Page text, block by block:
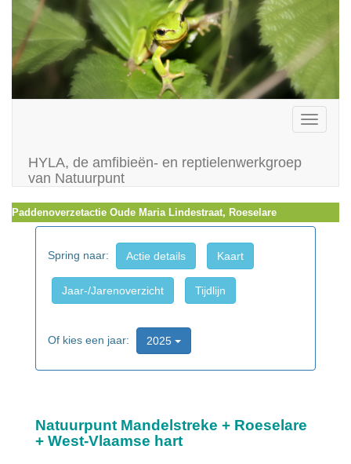
Toggle
HYLA, de amfibieën- en reptielenwerkgroep
van Natuurpunt
Paddenoverzetactie Oude Maria Lindestraat, Roeselare
Spring naar: Actie details Kaart
Jaar-/Jarenoverzicht Tijdlijn
Of kies een jaar: 2025
Natuurpunt Mandelstreke + Roeselare
+ West-Vlaamse hart